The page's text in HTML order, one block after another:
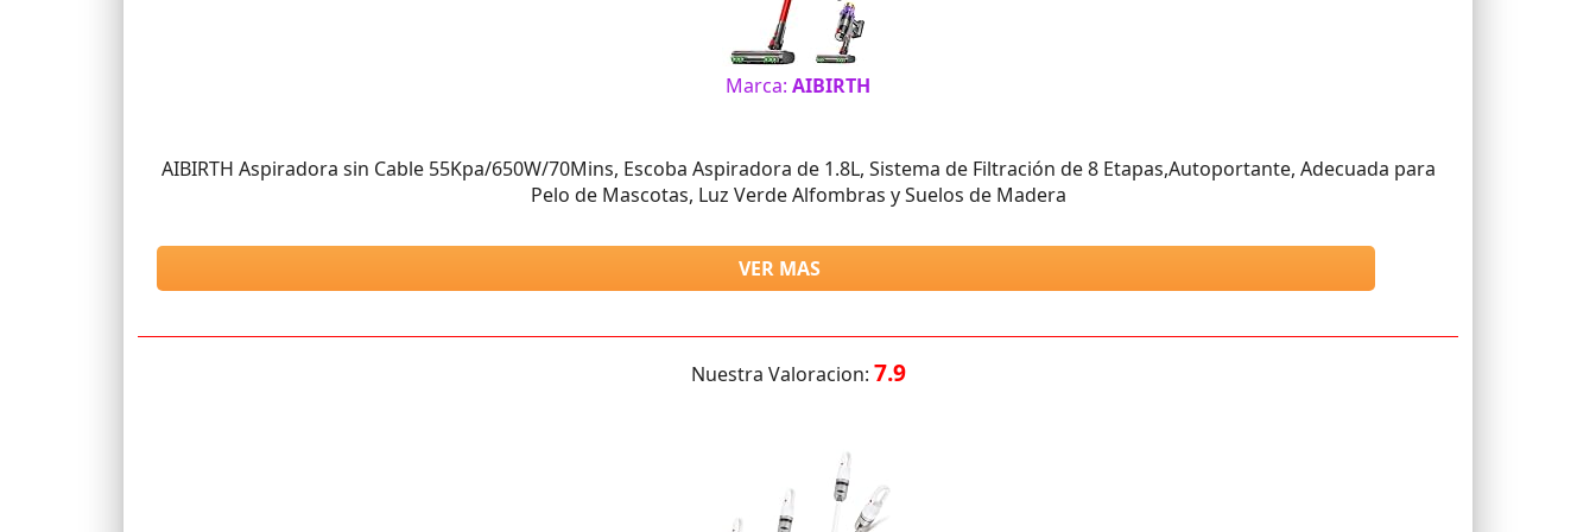
Marca: AIBIRTH
AIBIRTH Aspiradora sin Cable 55Kpa/650W/70Mins, Escoba Aspiradora de 1.8L, Sistema de Filtración de 8 Etapas,Autoportante, Adecuada para
Pelo de Mascotas, Luz Verde Alfombras y Suelos de Madera
VER MAS
Nuestra Valoracion: 7.9